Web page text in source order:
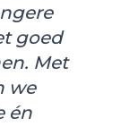
goed
Met
we
én